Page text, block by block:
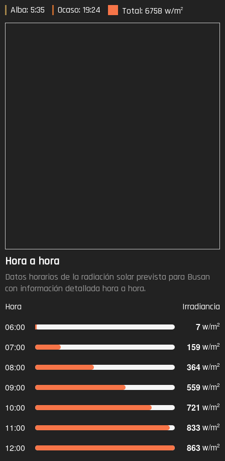
Alba: 5:35 Ocaso: 19:24 Total: 6758 w/m2
Hora a hora
Datos horarios de la radiación solar prevista para Busan
con información detallada hora a hora.
Hora
Irradiancia
06:00
7w/m2
07:00 159w/m2
08:00 364w/m2
09:00 559w/m2
10:00 721 w/m2
11:00 833w/m2
12:00 863w/m2